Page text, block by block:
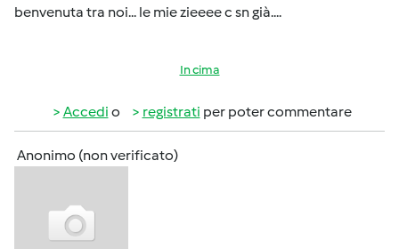
benvenuta tra noi... le mie zieeee c sn già....
In cima
Accedi o registrati per poter commentare
Anonimo (non verificato)